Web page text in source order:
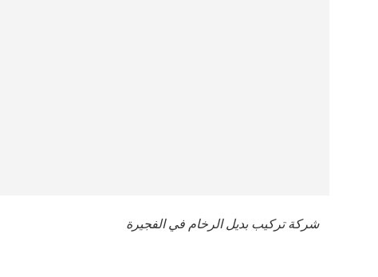
شركة تركيب بديل الرخام في الفجيرة